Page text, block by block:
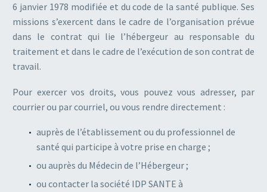
6 janvier 1978 modifiée et du code de la santé publique. Ses
missions s’exercent dans le cadre de l’organisation prévue
dans le contrat qui lie l’hébergeur au responsable du
traitement et dans le cadre de l’exécution de son contrat de
travail.
Pour exercer vos droits, vous pouvez vous adresser, par
courrier ou par courriel, ou vous rendre directement :
auprès de l’établissement ou du professionnel de
santé qui participe à votre prise en charge ;
ou auprès du Médecin de l’Hébergeur ;
ou contacter la société IDP SANTE à